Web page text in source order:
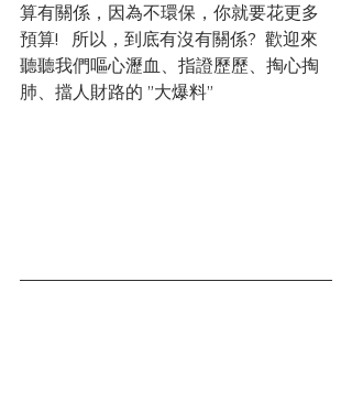
算有關係，因為不環保，你就要花更多
預算!   所以，到底有沒有關係?  歡迎來
聽聽我們嘔心瀝血、指證歷歷、掏心掏
肺、擋人財路的 ”大爆料”